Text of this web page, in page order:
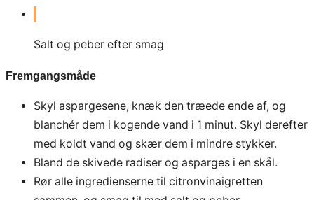
Salt og peber efter smag
Fremgangsmåde
Skyl aspargesene, knæk den træede ende af, og
blanchér dem i kogende vand i 1 minut. Skyl derefter
med koldt vand og skær dem i mindre stykker.
Bland de skivede radiser og asparges i en skål.
Rør alle ingredienserne til citronvinaigretten